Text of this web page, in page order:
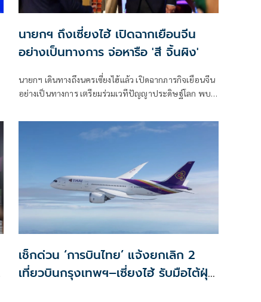
นายกฯ ถึงเซี่ยงไฮ้ เปิดฉากเยือนจีน
อย่างเป็นทางการ จ่อหารือ 'สี จิ้นผิง'
นายกฯ เดินทางถึงนครเซี่ยงไฮ้แล้ว เปิดฉากภารกิจเยือนจีน
อย่างเป็นทางการ เตรียมร่วมเวทีปัญญาประดิษฐ์โลก พบ
เศรษฐกิจ-ลงทุน
เช็กด่วน ‘การบินไทย’ แจ้งยกเลิก 2
เที่ยวบินกรุงเทพฯ–เซี่ยงไฮ้ รับมือไต้ฝุ่น